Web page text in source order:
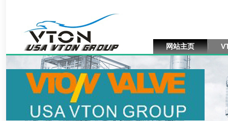
网站主页